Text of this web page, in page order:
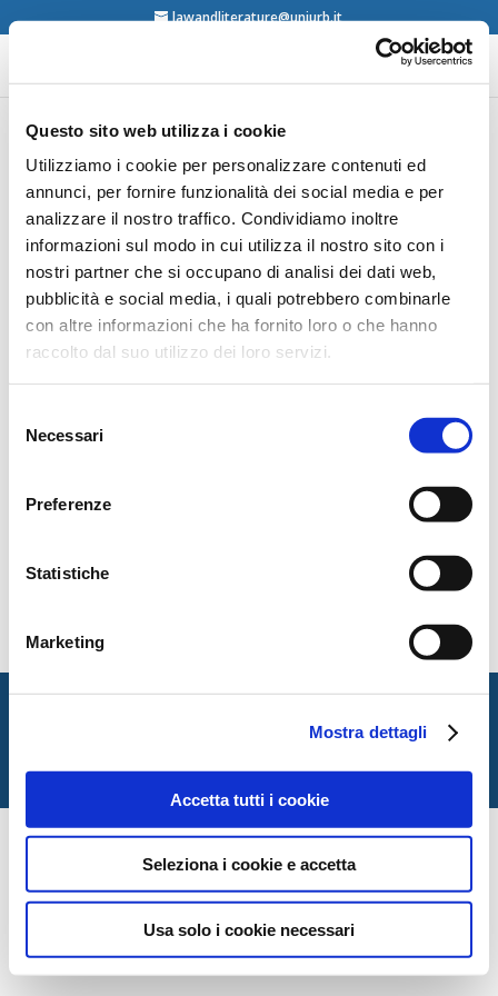
Questo sito web utilizza i cookie
Utilizziamo i cookie per personalizzare contenuti ed
annunci, per fornire funzionalità dei social media e per
analizzare il nostro traffico. Condividiamo inoltre
informazioni sul modo in cui utilizza il nostro sito con i
nostri partner che si occupano di analisi dei dati web,
pubblicità e social media, i quali potrebbero combinarle
con altre informazioni che ha fornito loro o che hanno
raccolto dal suo utilizzo dei loro servizi.
delNecessari
Preferenze
Statistiche
Marketing
Mostra dettagli
Accetta tutti i cookie
Seleziona i cookie e accetta
Usa solo i cookie necessari
lawandliterature@uniurb.it
Monica Sette Lopes,
Uma Metafora: Musica &
Direito, LTR, São Paulo,
2006
contents
Italian Society for Law and Literature
Dipartimento di Giurisprudenza — Università degli Studi
Via Matteotti, 1 — Urbino PU